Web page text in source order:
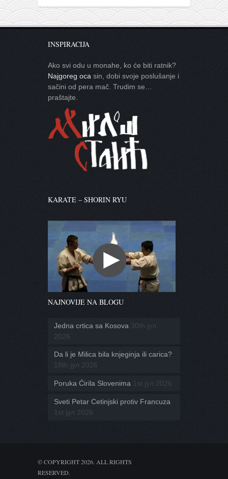
INSPIRACIJA
Ako svi odu u monahe, ko će biti ratnik?
Najgoreg oca sin, dobi svoje poslušanje i
sačini od pera mač. Trudim se…
praštajte.
KARATE – SHORIN RYU
NAJNOVIJE NA BLOGU
Jedna crtica sa Kosova 30th јул
2026
Da li je Milica bila knjeginja ili carica?
18th јул 2026
Poruka Ćirila Slovenima 1st јул 2026
Sveti Petar Cetinjski protiv Francuza
1st јул 2026
© COPYRIGHT 2026. ALL RIGHTS
RESERVED.